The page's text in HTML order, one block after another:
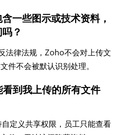
一些图示或技术资料，
？
法律法规，Zoho不会对上传文
件不会被默认识别处理。
到我上传的所有文件
定义共享权限，员工只能查看